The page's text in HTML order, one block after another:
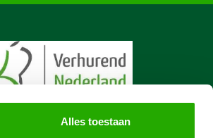
Alles toestaan